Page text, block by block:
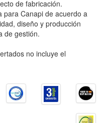
de fabricación.
para Canapi de acuerdo a
diseño y producción
de gestión.
no incluye el